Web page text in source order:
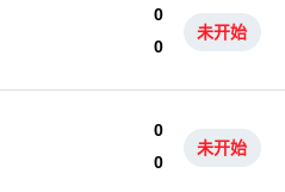
0
0
未开始
0
0
未开始